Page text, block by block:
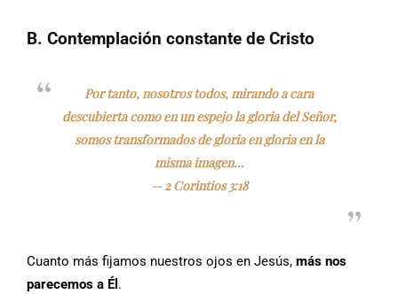
B. Contemplación constante de Cristo
Por tanto, nosotros todos, mirando a cara
descubierta como en un espejo la gloria del Señor,
somos transformados de gloria en gloria en la
misma imagen…
—2 Corintios 3:18
Cuanto más fijamos nuestros ojos en Jesús, más nos
parecemos a Él .